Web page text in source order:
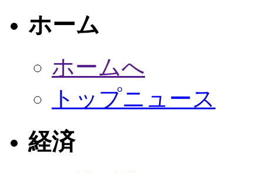
ホーム
ホームへ
トップニュース
経済